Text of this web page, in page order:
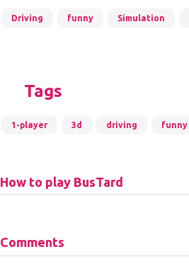
Driving funny Simulation
Tags
1-player 3d driving funny
How to play BusTard
Comments